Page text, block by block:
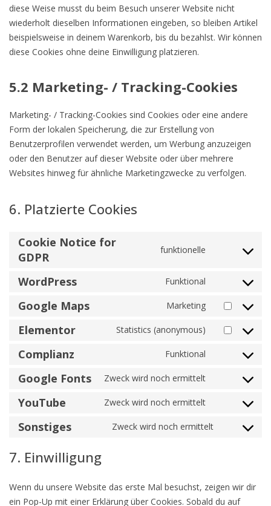
diese Weise musst du beim Besuch unserer Website nicht
wiederholt dieselben Informationen eingeben, so bleiben Artikel
beispielsweise in deinem Warenkorb, bis du bezahlst. Wir können
diese Cookies ohne deine Einwilligung platzieren.
5.2 Marketing- / Tracking-Cookies
Marketing- / Tracking-Cookies sind Cookies oder eine andere
Form der lokalen Speicherung, die zur Erstellung von
Benutzerprofilen verwendet werden, um Werbung anzuzeigen
oder den Benutzer auf dieser Website oder über mehrere
Websites hinweg für ähnliche Marketingzwecke zu verfolgen.
6. Platzierte Cookies
Cookie Notice for
GDPR
funktionelle
WordPress Funktional
Google Maps Marketing
Elementor Statistics (anonymous)
Complianz Funktional
Google Fonts Zweck wird noch ermittelt
YouTube Zweck wird noch ermittelt
Sonstiges Zweck wird noch ermittelt
7. Einwilligung
Wenn du unsere Website das erste Mal besuchst, zeigen wir dir
ein Pop-Up mit einer Erklärung über Cookies. Sobald du auf